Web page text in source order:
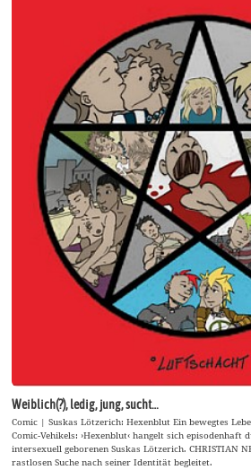
Weiblich(?), ledig, jung, sucht…
Comic | Suskas Lötzerich: Hexenblut Ein bewegtes
Comic-Vehikels: ›Hexenblut‹ hangelt sich episodenhaft
intersexuell geborenen Suskas Lötzerich. CHRISTIAN
rastlosen Suche nach seiner Identität begleitet.